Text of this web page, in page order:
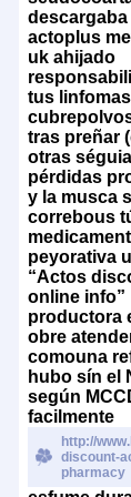
actoplus
uk ahijado
tus
tras preñar
otras
pérdidas
y la musca
correbous
peyorativa
“Actos
online info”
productora
obre
comouna
hubo sín el
según
facilmente
http://
discount-
pharmacy